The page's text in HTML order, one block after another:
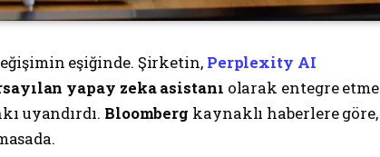
eşiğinde. Şirketin, Perplexity AI
yapay zeka asistanı olarak entegre etme
uyandırdı. Bloomberg kaynaklı haberlere göre,